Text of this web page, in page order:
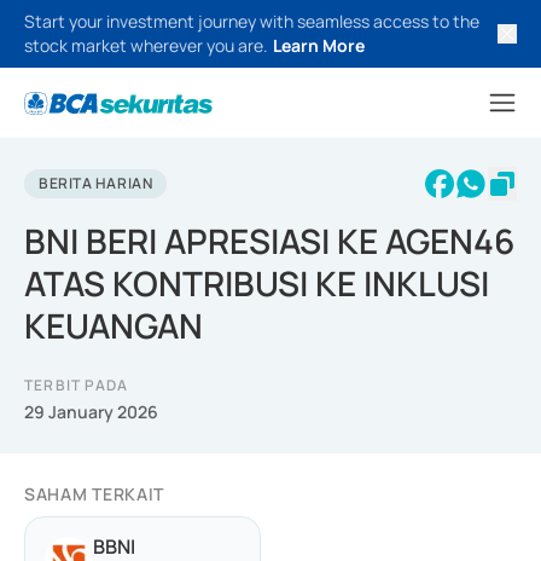
Start your investment journey with seamless access to the
stock market wherever you are. Learn More
BERITA HARIAN
BNI BERI APRESIASI KE AGEN46
ATAS KONTRIBUSI KE INKLUSI
KEUANGAN
TERBIT PADA
29 January 2026
SAHAM TERKAIT
BBNI